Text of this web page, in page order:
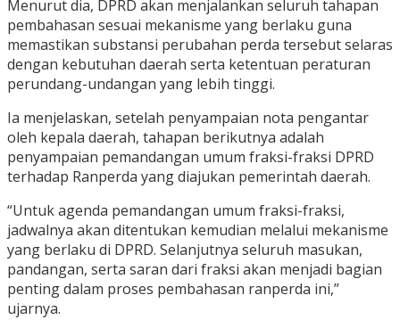
Menurut dia, DPRD akan menjalankan seluruh tahapan
pembahasan sesuai mekanisme yang berlaku guna
memastikan substansi perubahan perda tersebut selaras
dengan kebutuhan daerah serta ketentuan peraturan
perundang-undangan yang lebih tinggi.
Ia menjelaskan, setelah penyampaian nota pengantar
oleh kepala daerah, tahapan berikutnya adalah
penyampaian pemandangan umum fraksi-fraksi DPRD
terhadap Ranperda yang diajukan pemerintah daerah.
“Untuk agenda pemandangan umum fraksi-fraksi,
jadwalnya akan ditentukan kemudian melalui mekanisme
yang berlaku di DPRD. Selanjutnya seluruh masukan,
pandangan, serta saran dari fraksi akan menjadi bagian
penting dalam proses pembahasan ranperda ini,”
ujarnya.